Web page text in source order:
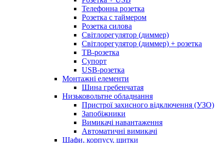
Телефонна розетка
Розетка с таймером
Розетка силова
Світлорегулятор (диммер)
Світлорегулятор (диммер) + розетка
ТВ-розетка
Супорт
USB-розетка
Монтажні елементи
Шина гребенчатая
Низьковольтне обладнання
Пристрої захисного відключення (УЗО)
Запобіжники
Вимикачі навантаження
Автоматичні вимикачі
Шафи, корпусу, щитки